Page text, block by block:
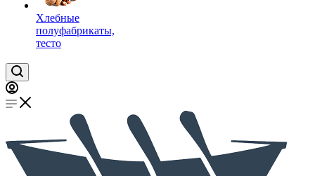
Хлебные
полуфабрикаты,
тесто